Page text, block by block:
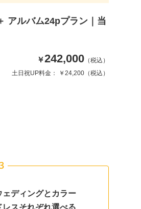
アルバム24pプラン｜当
￥242,000 （税込）
土日祝UP料金： ￥24,200（税込）
ェディングとカラー